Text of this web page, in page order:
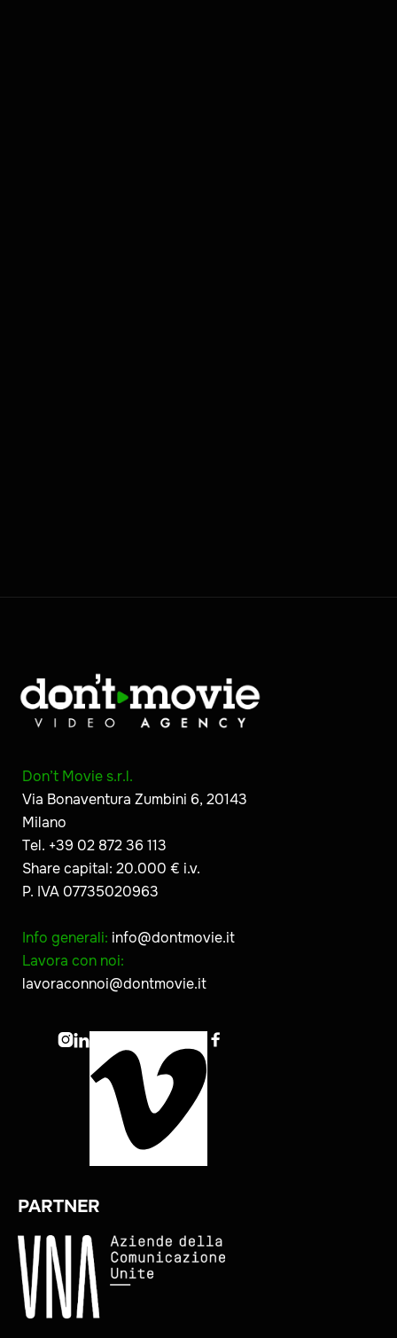
Don’t Movie s.r.l.
Via Bonaventura Zumbini 6, 20143
Milano
Tel. +39 02 872 36 113
Share capital: 20.000 € i.v.
P. IVA 07735020963
Info generali: info@dontmovie.it
Lavora con noi:
lavoraconnoi@dontmovie.it
 
PARTNER